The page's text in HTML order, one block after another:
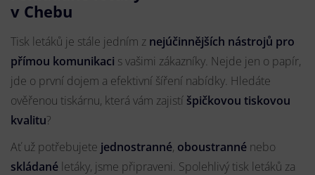
v Chebu
Tisk letáků je stále jedním z nejúčinnějších nástrojů pro
přímou komunikaci s vašimi zákazníky. Nejde jen o papír,
jde o první dojem a efektivní šíření nabídky. Hledáte
ověřenou tiskárnu, která vám zajistí špičkovou tiskovou
kvalitu?
Ať už potřebujete jednostranné, oboustranné nebo
skládané letáky, jsme připraveni. Spolehlivý tisk letáků za